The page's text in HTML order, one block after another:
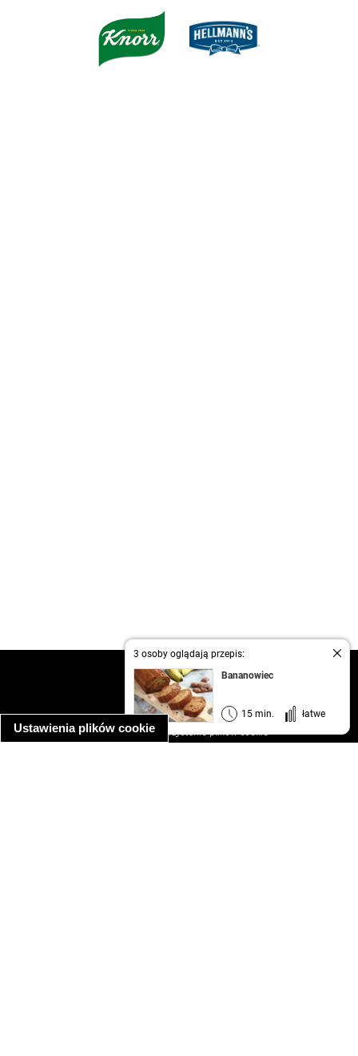
Ustawienia plików cookie
3 osoby oglądają przepis:
Bananowiec
15 min. łatwe
kontakt
regulamin
informacja o prywatności
informacja o wykorzystaniu plików cookie